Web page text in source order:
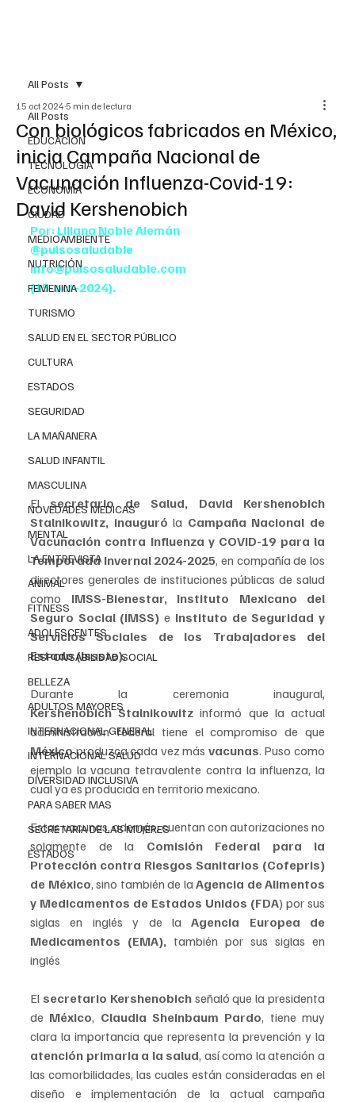
All Posts
EDUCACIÓN
TECNOLOGÍA
ECONOMÍA
CIUDAD
MEDIOAMBIENTE
NUTRICIÓN
FEMENINA
TURISMO
SALUD EN EL SECTOR PÚBLICO
CULTURA
ESTADOS
SEGURIDAD
LA MAÑANERA
SALUD INFANTIL
MASCULINA
NOVEDADES MEDICAS
MENTAL
LA ENTREVISTA
ANIMAL
FITNESS
ADOLESCENTES
RESPONSABILIDAD SOCIAL
BELLEZA
ADULTOS MAYORES
INTERNACIONAL GENERAL
INTERNACIONAL SALUD
DIVERSIDAD INCLUSIVA
PARA SABER MAS
SECRETARIA DE LAS MUJERES
ESTADOS
All Posts
Con biológicos fabricados en México,
inicia Campaña Nacional de
Vacunación Influenza-Covid-19:
David Kershenobich
15 oct 2024 5 min de lectura
Por: Liliana Noble Alemán
@pulsosaludable
info@pulsosaludable.com
(15-oct-2024).
El secretario de Salud, David Kershenobich
Stalnikowitz, inauguró la Campaña Nacional de
Vacunación contra Influenza y COVID-19 para la
Temporada Invernal 2024-2025, en compañía de los
directores generales de instituciones públicas de salud
como IMSS-Bienestar, Instituto Mexicano del
Seguro Social (IMSS) e Instituto de Seguridad y
Servicios Sociales de los Trabajadores del
Estado (Issste).
Kershenobich Stalnikowitz informó que la actual
México produzca cada vez más vacunas. Puso como
ejemplo la vacuna tetravalente contra la influenza, la
cual ya es producida en territorio mexicano.
Estas vacunas, además, cuentan con autorizaciones no
solamente de la Comisión Federal para la
Protección contra Riesgos Sanitarios (Cofepris)
de México, sino también de la Agencia de Alimentos
y Medicamentos de Estados Unidos (FDA) por sus
siglas en inglés y de la Agencia Europea de
Medicamentos (EMA), también por sus siglas en
inglés
El secretario Kershenobich señaló que la presidenta
de México, Claudia Sheinbaum Pardo, tiene muy
atención primaria a la salud, así como la atención a
las comorbilidades, las cuales están consideradas en el
diseño e implementación de la actual campaña